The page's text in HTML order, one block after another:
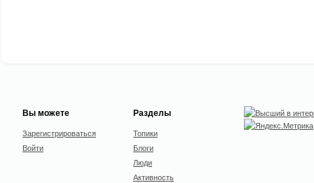
Вы можете
Зарегистрироваться
Войти
Разделы
Топики
Блоги
Люди
Активность